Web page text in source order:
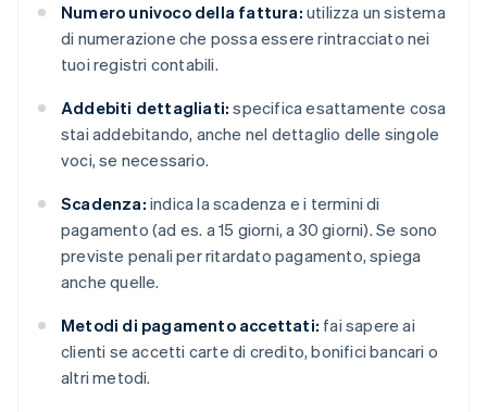
Numero univoco della fattura: utilizza un sistema
di numerazione che possa essere rintracciato nei
tuoi registri contabili.
Addebiti dettagliati: specifica esattamente cosa
stai addebitando, anche nel dettaglio delle singole
voci, se necessario.
Scadenza: indica la scadenza e i termini di
pagamento (ad es. a 15 giorni, a 30 giorni). Se sono
previste penali per ritardato pagamento, spiega
anche quelle.
Metodi di pagamento accettati: fai sapere ai
clienti se accetti carte di credito, bonifici bancari o
altri metodi.